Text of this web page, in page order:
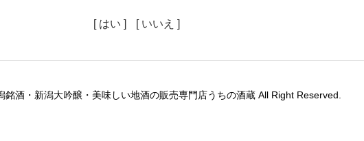
[ はい ] [ いいえ ]
銘酒・新潟大吟醸・美味しい地酒の販売専門店うちの酒蔵 All Right Reserved.